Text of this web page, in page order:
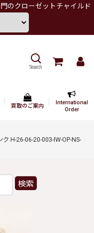
のクローゼットチャイルド
Search
買取のご案内
International
Order
H-26-06-20-003-IW-OP-NS-
検索